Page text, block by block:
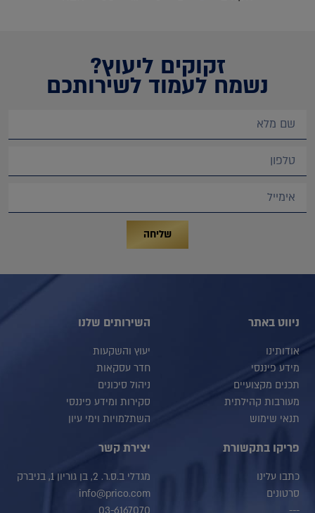
זקוקים ליעוץ?
נשמח לעמוד לשירותכם
שליחה
ניווט באתר
אודותינו
מידע פיננסי
תכנים מקצועיים
מעורבות קהילתית
תנאי שימוש
השירותים שלנו
יעוץ והשקעות
חדר עסקאות
ניהול סיכונים
סקירות ומידע פיננסי
השתלמויות וימי עיון
פריקו בתקשורת
כתבו עלינו
סרטונים
יצירת קשר
מגדלי ב.ס.ר. 2, בן גוריון 1, בניברק
info@prico.com